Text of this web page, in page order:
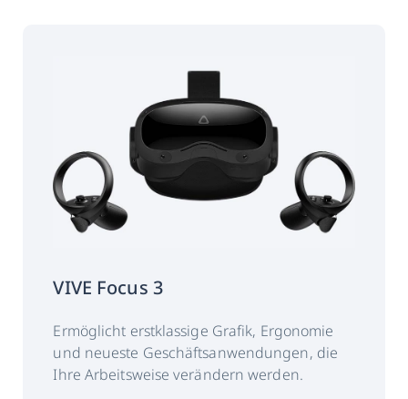
Kompatibilität:
VIVE Focus 3
Ermöglicht erstklassige Grafik, Ergonomie
und neueste Geschäftsanwendungen, die
Ihre Arbeitsweise verändern werden.